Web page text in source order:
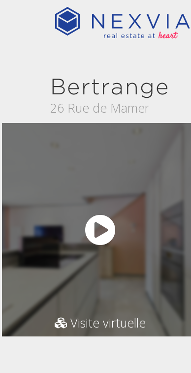
Bertrange
26 Rue de Mamer
Visite virtuelle